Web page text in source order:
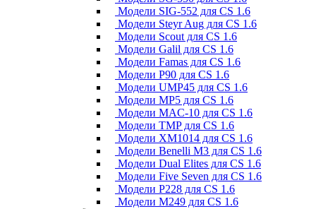
Модели SIG-552 для CS 1.6
Модели Steyr Aug для CS 1.6
Модели Scout для CS 1.6
Модели Galil для CS 1.6
Модели Famas для CS 1.6
Модели P90 для CS 1.6
Модели UMP45 для CS 1.6
Модели MP5 для CS 1.6
Модели MAC-10 для CS 1.6
Модели TMP для CS 1.6
Модели XM1014 для CS 1.6
Модели Benelli M3 для CS 1.6
Модели Dual Elites для CS 1.6
Модели Five Seven для CS 1.6
Модели P228 для CS 1.6
Модели M249 для CS 1.6